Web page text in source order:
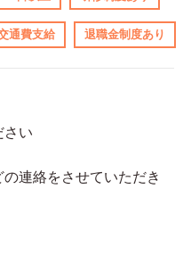
通費支給 退職金制度あり
さい
連絡をさせていただき